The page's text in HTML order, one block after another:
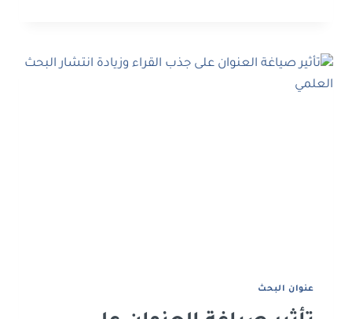
جودة
البحث
ﻋﻨﻮان اﻟﺒﺤﺚ